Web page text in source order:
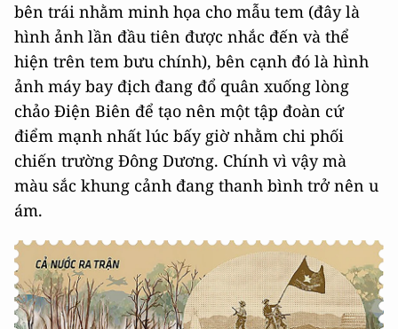
bên trái nhằm minh họa cho mẫu tem (đây là
hình ảnh lần đầu tiên được nhắc đến và thể
hiện trên tem bưu chính), bên cạnh đó là hình
ảnh máy bay địch đang đổ quân xuống lòng
chảo Điện Biên để tạo nên một tập đoàn cứ
điểm mạnh nhất lúc bấy giờ nhằm chi phối
chiến trường Đông Dương. Chính vì vậy mà
màu sắc khung cảnh đang thanh bình trở nên u
ám.